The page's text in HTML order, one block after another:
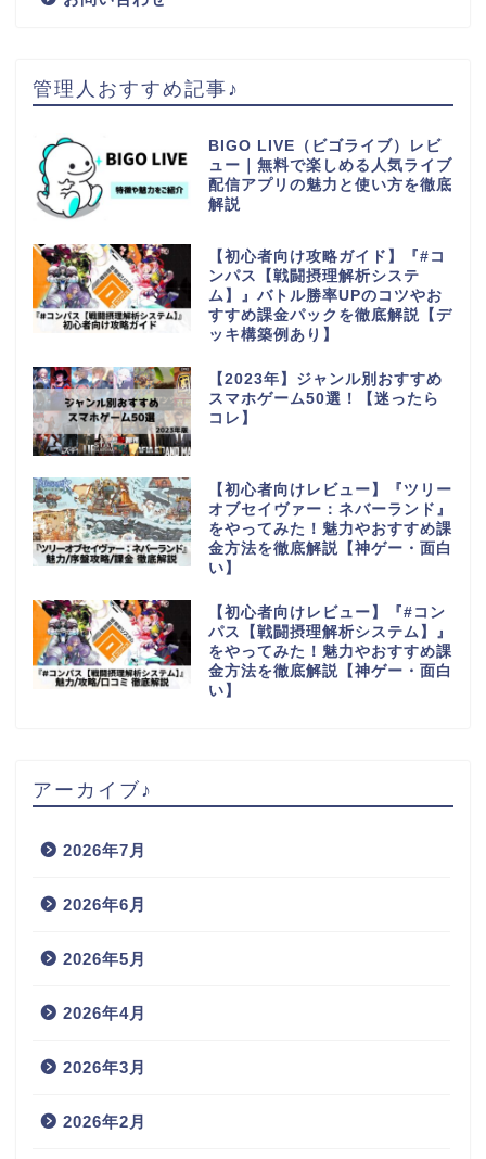
管理人おすすめ記事♪
BIGO LIVE（ビゴライブ）レビ
ュー｜無料で楽しめる人気ライブ
配信アプリの魅力と使い方を徹底
解説
【初心者向け攻略ガイド】『#コ
ンパス【戦闘摂理解析システ
ム】』バトル勝率UPのコツやお
すすめ課金パックを徹底解説【デ
ッキ構築例あり】
【2023年】ジャンル別おすすめ
スマホゲーム50選！【迷ったら
コレ】
【初心者向けレビュー】『ツリー
オブセイヴァー：ネバーランド』
をやってみた！魅力やおすすめ課
金方法を徹底解説【神ゲー・面白
い】
【初心者向けレビュー】『#コン
パス【戦闘摂理解析システム】』
をやってみた！魅力やおすすめ課
金方法を徹底解説【神ゲー・面白
い】
アーカイブ♪
2026年7月
2026年6月
2026年5月
2026年4月
2026年3月
2026年2月